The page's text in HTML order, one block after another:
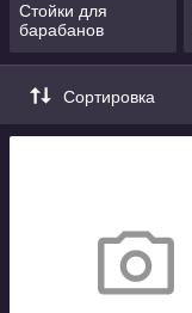
Стойки для
барабанов
Сортировка